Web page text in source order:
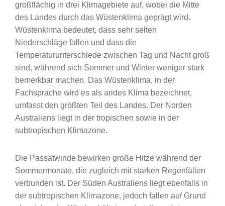
großflächig in drei Klimagebiete auf, wobei die Mitte
des Landes durch das Wüstenklima geprägt wird.
Wüstenklima bedeutet, dass sehr selten
Niederschläge fallen und dass die
Temperaturunterschiede zwischen Tag und Nacht groß
sind, während sich Sommer und Winter weniger stark
bemerkbar machen. Das Wüstenklima, in der
Fachsprache wird es als arides Klima bezeichnet,
umfasst den größten Teil des Landes. Der Norden
Australiens liegt in der tropischen sowie in der
subtropischen Klimazone.
Die Passatwinde bewirken große Hitze während der
Sommermonate, die zugleich mit starken Regenfällen
verbunden ist. Der Süden Australiens liegt ebenfalls in
der subtropischen Klimazone, jedoch fallen auf Grund